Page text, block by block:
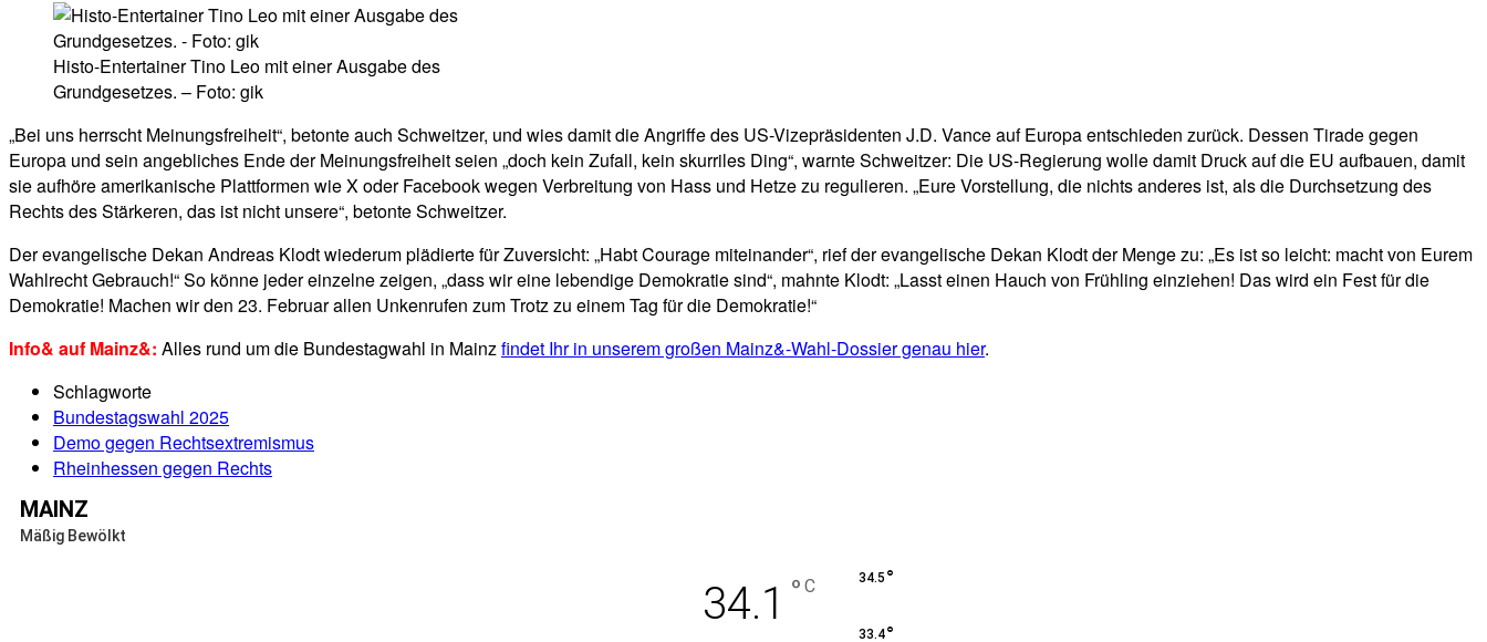
Histo-Entertainer Tino Leo mit einer Ausgabe des
Grundgesetzes. – Foto: gik
„Bei uns herrscht Meinungsfreiheit“, betonte auch Schweitzer, und wies damit die Angriffe des US-Vizepräsidenten J.D. Vance auf Europa entschieden zurück. Dessen Tirade gegen
Europa und sein angebliches Ende der Meinungsfreiheit seien „doch kein Zufall, kein skurriles Ding“, warnte Schweitzer: Die US-Regierung wolle damit Druck auf die EU aufbauen, damit
sie aufhöre amerikanische Plattformen wie X oder Facebook wegen Verbreitung von Hass und Hetze zu regulieren. „Eure Vorstellung, die nichts anderes ist, als die Durchsetzung des
Rechts des Stärkeren, das ist nicht unsere“, betonte Schweitzer.
Der evangelische Dekan Andreas Klodt wiederum plädierte für Zuversicht: „Habt Courage miteinander“, rief der evangelische Dekan Klodt der Menge zu: „Es ist so leicht: macht von Eurem
Wahlrecht Gebrauch!“ So könne jeder einzelne zeigen, „dass wir eine lebendige Demokratie sind“, mahnte Klodt: „Lasst einen Hauch von Frühling einziehen! Das wird ein Fest für die
Demokratie! Machen wir den 23. Februar allen Unkenrufen zum Trotz zu einem Tag für die Demokratie!“
Info& auf Mainz&: Alles rund um die Bundestagwahl in Mainzfindet Ihr in unserem großen Mainz&-Wahl-Dossier genau hier.
Schlagworte
Bundestagswahl 2025
Demo gegen Rechtsextremismus
Rheinhessen gegen Rechts
MAINZ
Mäßig Bewölkt
34.1 ° C 34.5 °
33.4°